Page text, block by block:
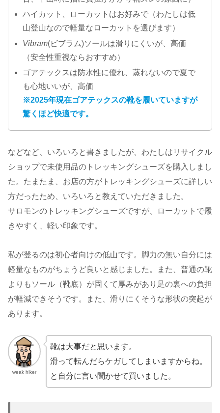
ハイカット、ローカットはお好みで（わたしは低
山登山なので軽量なローカットを選びます）
Vibram(ビブラム)ソールは滑りにくいが、高価
（安全性重視ならおすすめ）
ゴアテックスは防水性に優れ、蒸れないので夏で
も心地いいが、高価
※2025年現在ゴアテックスの靴を履いていますが
驚くほど快適です。
などなど、いろいろと書きましたが、わたしはリサイクル
ショップで未使用品のトレッキングシューズを購入しまし
た。たまたま、お店の方がトレッキングシューズに詳しい
方だったため、いろいろと教えていただきました。
サロモンのトレッキングシューズですが、ローカットで履
きやすく、軽い印象です。
私が登るのは初心者向けの低山です。脚力の無い自分には
軽量なものがちょうど良いと感じました。また、普通の靴
よりもソール（靴底）が固くて厚みがあり足の裏への負担
が軽減できそうです。また、滑りにくそうな形状の突起が
あります。
weak hiker
靴は大事だと思います。
滑って転んだらケガしてしまいますからね。
と自分に言い聞かせて買いました。